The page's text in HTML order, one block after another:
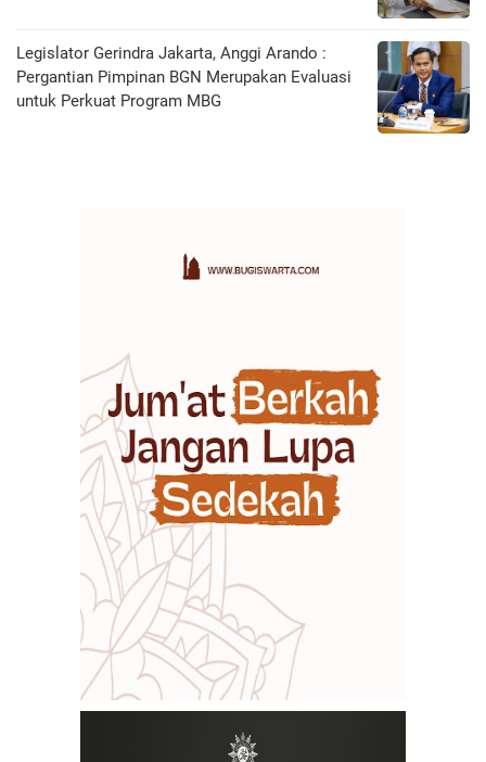
Legislator Gerindra Jakarta, Anggi Arando :
Pergantian Pimpinan BGN Merupakan Evaluasi
untuk Perkuat Program MBG